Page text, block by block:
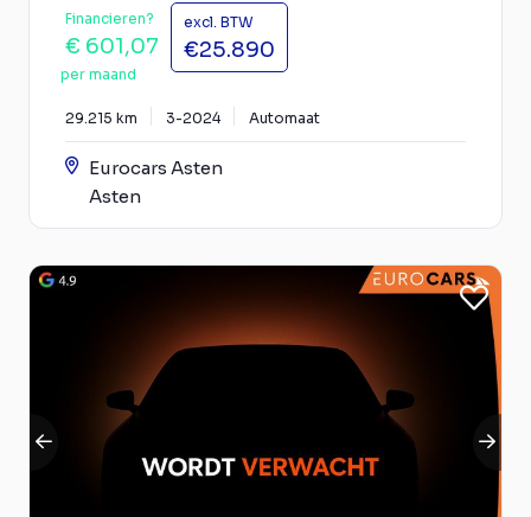
Financieren?
€ 601,07
per maand
excl. BTW
€25.890
29.215 km 3-2024 Automaat
Eurocars Asten
Asten